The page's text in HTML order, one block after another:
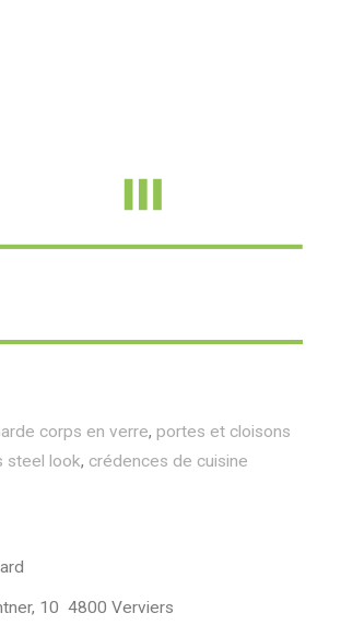
corps en verre, portes et cloisons
steel look, crédences de cuisine
10 4800 Verviers